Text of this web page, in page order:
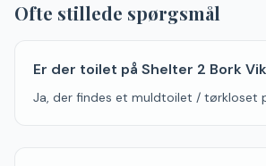
Ofte stillede spørgsmål
Er der toilet på Shelter 2 Bork
Ja, der findes et muldtoilet / tørkloset